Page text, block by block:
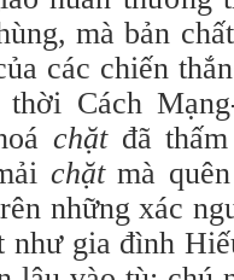
mà bản
các chiến
thời Cách
chặt đã
chặtmà
những xác
như gia đình